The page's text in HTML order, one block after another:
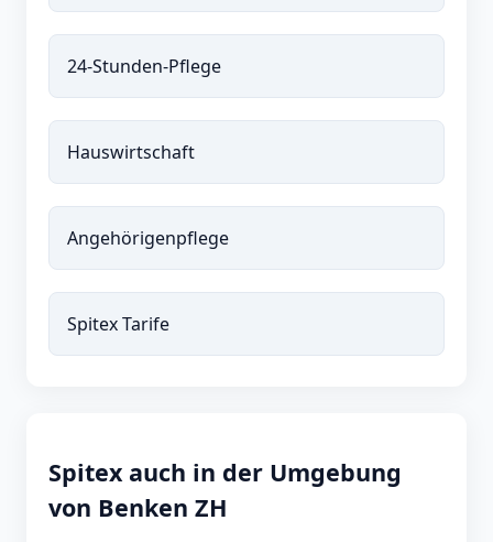
24-Stunden-Pflege
Hauswirtschaft
Angehörigenpflege
Spitex Tarife
Spitex auch in der Umgebung
von Benken ZH